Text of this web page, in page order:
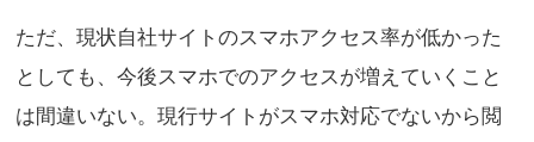
ただ、現状自社サイトのスマホアクセス率が低かった
としても、今後スマホでのアクセスが増えていくこと
は間違いない。現行サイトがスマホ対応でないから閲